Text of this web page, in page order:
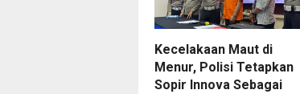
Kecelakaan Maut di
Menur, Polisi Tetapkan
Sopir Innova Sebagai